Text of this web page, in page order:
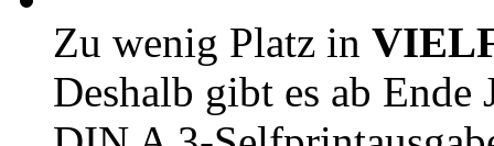
Zu wenig Platz in
Deshalb gibt es ab Ende